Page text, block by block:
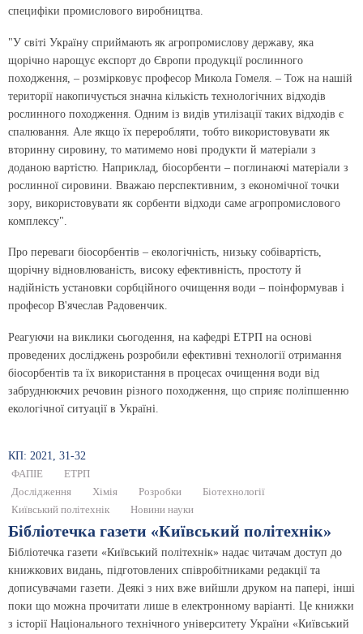
специфіки промислового виробництва.
"У світі Україну сприймають як агропромислову державу, яка
щорічно нарощує експорт до Європи продукції рослинного
походження, – розмірковує професор Микола Гомеля. – Тож на нашій
території накопичується значна кількість технологічних відходів
рослинного походження. Одним із видів утилізації таких відходів є
спалювання. Але якщо їх переробляти, тобто використовувати як
вторинну сировину, то матимемо нові продукти й матеріали з
доданою вартістю. Наприклад, біосорбенти – поглинаючі матеріали з
рослинної сировини. Вважаю перспективним, з економічної точки
зору, використовувати як сорбенти відходи саме агропромислового
комплексу".
Про переваги біосорбентів – екологічність, низьку собівартість,
щорічну відновлюваність, високу ефективність, простоту й
надійність установки сорбційного очищення води – поінформував і
професор В'ячеслав Радовенчик.
Реагуючи на виклики сьогодення, на кафедрі ЕТРП на основі
проведених досліджень розробили ефективні технології отримання
біосорбентів та їх використання в процесах очищення води від
забруднюючих речовин різного походження, що сприяє поліпшенню
екологічної ситуації в Україні.
КП: 2021, 31-32
ФАПІЕ
ЕТРП
Дослідження
Хімія Розробки
Біотехнології
Київський політехнік
Новини науки
Бібліотечка газети «Київський політехнік»
Бібліотечка газети «Київський політехнік» надає читачам доступ до
книжкових видань, підготовлених співробітниками редакції та
дописувачами газети. Деякі з них вже вийшли друком на папері, інші
поки що можна прочитати лише в електронному варіанті. Це книжки
з історії Національного технічного університету України «Київський